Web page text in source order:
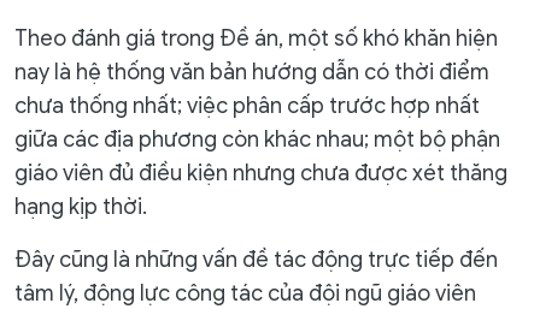
Theo đánh giá trong Đề án, một số khó khăn hiện
nay là hệ thống văn bản hướng dẫn có thời điểm
chưa thống nhất; việc phân cấp trước hợp nhất
giữa các địa phương còn khác nhau; một bộ phận
giáo viên đủ điều kiện nhưng chưa được xét thăng
hạng kịp thời.
Đây cũng là những vấn đề tác động trực tiếp đến
tâm lý, động lực công tác của đội ngũ giáo viên